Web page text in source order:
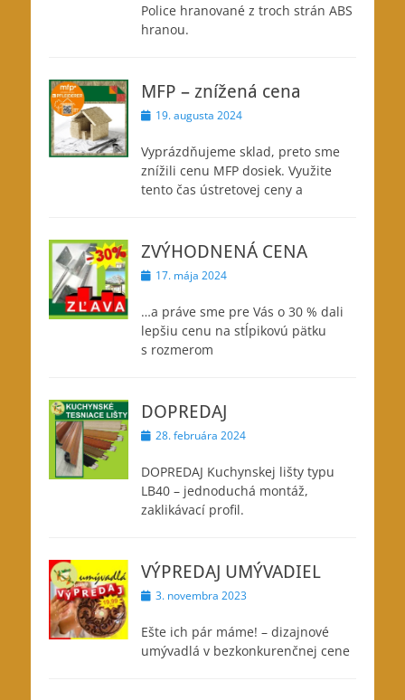
Police hranované z troch strán ABS
hranou.
MFP – znížená cena
Posted19. augusta 2024
Vyprázdňujeme sklad, preto sme
znížili cenu MFP dosiek. Využite
tento čas ústretovej ceny a
ZVÝHODNENÁ CENA
Posted17. mája 2024
…a práve sme pre Vás o 30 % dali
lepšiu cenu na stĺpikovú pätku
s rozmerom
DOPREDAJ
Posted
28. februára 2024
DOPREDAJ Kuchynskej lišty typu
LB40 – jednoduchá montáž,
zaklikávací profil.
VÝPREDAJ UMÝVADIEL
Posted
3. novembra 2023
Ešte ich pár máme! – dizajnové
umývadlá v bezkonkurenčnej cene